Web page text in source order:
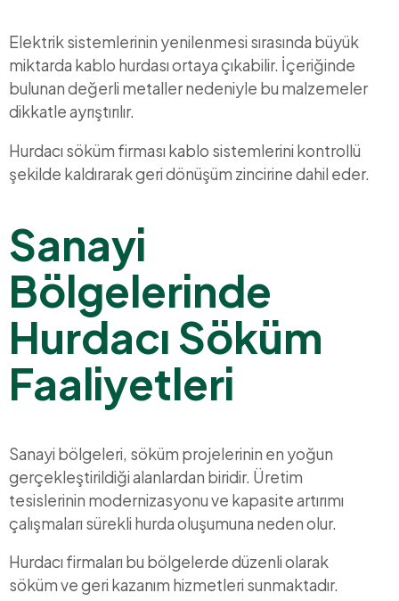
Elektrik sistemlerinin yenilenmesi sırasında büyük
miktarda kablo hurdası ortaya çıkabilir. İçeriğinde
bulunan değerli metaller nedeniyle bu malzemeler
dikkatle ayrıştırılır.
Hurdacı söküm firması kablo sistemlerini kontrollü
şekilde kaldırarak geri dönüşüm zincirine dahil eder.
Sanayi
Bölgelerinde
Hurdacı Söküm
Faaliyetleri
Sanayi bölgeleri, söküm projelerinin en yoğun
gerçekleştirildiği alanlardan biridir. Üretim
tesislerinin modernizasyonu ve kapasite artırımı
çalışmaları sürekli hurda oluşumuna neden olur.
Hurdacı firmaları bu bölgelerde düzenli olarak
söküm ve geri kazanım hizmetleri sunmaktadır.